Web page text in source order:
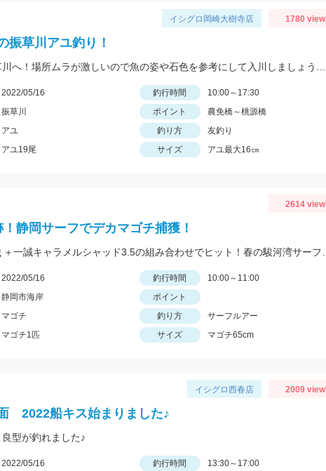
イシグロ岡崎大樹寺店 1780 view
振草川アユ釣り！
2022/05/16 釣行時間
10:00～17:30
振草川 ポイント
農免橋～桃源橋
アユ 釣り方
友釣り
アユ19尾 サイズ アユ最大16㎝
2614 view
静岡サーフでデカマゴチ捕獲！
2022/05/16 釣行時間
10:00～11:00
静岡市海岸
ポイント
マゴチ 釣り方
サーフルアー
マゴチ1匹 サイズ マゴチ65cm
イシグロ西春店 2009 view
2022船キス始まりました♪
型が釣れました♪
2022/05/16 釣行時間
13:30～17:00